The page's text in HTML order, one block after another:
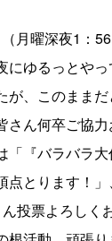
月曜深夜1：
にゆるっとや
が、このまま
さん何卒ご協力
「『バラバラ
点とります！
投票よろしく